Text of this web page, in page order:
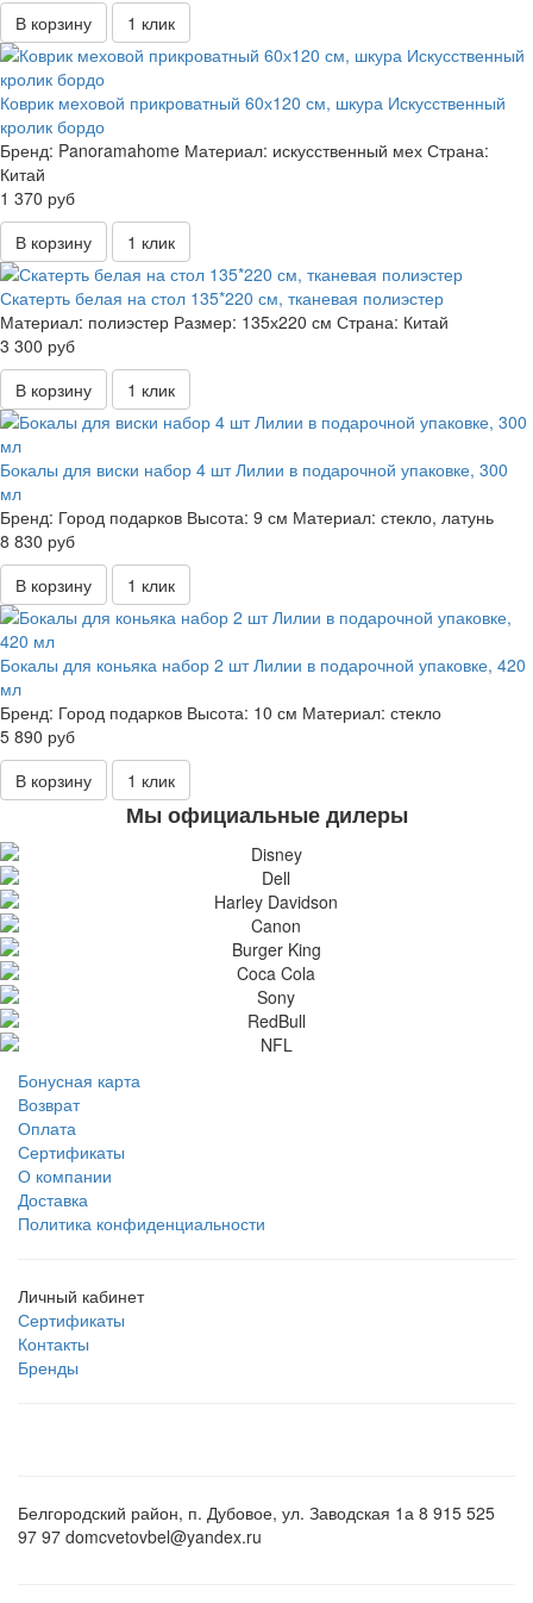
В корзину
1 клик
Коврик меховой прикроватный 60х120 см, шкура Искусственный
кролик бордо
Бренд: Panoramahome Материал: искусственный мех Страна:
Китай
1 370 руб
В корзину
1 клик
Скатерть белая на стол 135*220 см, тканевая полиэстер
Материал: полиэстер Размер: 135х220 см Страна: Китай
3 300 руб
В корзину
1 клик
Бокалы для виски набор 4 шт Лилии в подарочной упаковке, 300
мл
Бренд: Город подарков Высота: 9 см Материал: стекло, латунь
8 830 руб
В корзину
1 клик
Бокалы для коньяка набор 2 шт Лилии в подарочной упаковке, 420
мл
Бренд: Город подарков Высота: 10 см Материал: стекло
5 890 руб
В корзину
1 клик
Мы официальные дилеры
Бонусная карта
Возврат
Оплата
Сертификаты
О компании
Доставка
Политика конфиденциальности
Личный кабинет
Сертификаты
Контакты
Бренды
Белгородский район, п. Дубовое, ул. Заводская 1а 8 915 525
97 97 domcvetovbel@yandex.ru